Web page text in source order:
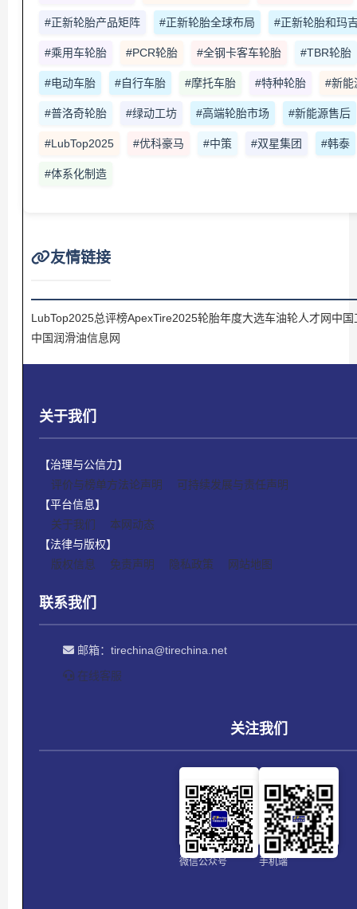
#正新轮胎产品矩阵 #正新轮胎全球布局 #正新轮胎和玛
#乘用车轮胎 #PCR轮胎 #全钢卡客车轮胎 #TBR轮胎
#电动车胎 #自行车胎 #摩托车胎 #特种轮胎 #新能
#普洛奇轮胎 #绿动工坊 #高端轮胎市场 #新能源售后
#LubTop2025 #优科豪马 #中策 #双星集团 #韩泰
#体系化制造
友情链接
LubTop2025总评榜ApexTire2025轮胎年度大选车油轮人才网中国
中国润滑油信息网
关于我们
【治理与公信力】
评价与榜单方法论声明
可持续发展与责任声明
【平台信息】
关于我们
本网动态
【法律与版权】
版权信息
免责声明 隐私政策 网站地图
联系我们
邮箱： tirechina@tirechina.net
在线客服
关注我们
微信公众号 手机端